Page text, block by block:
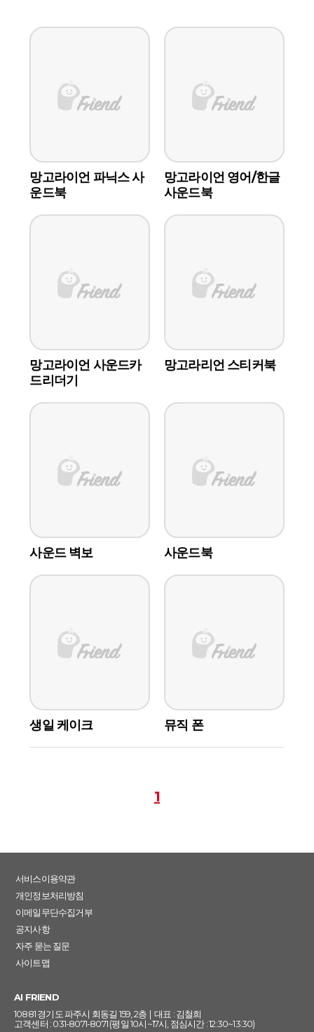
망고라이언 파닉스 사
운드북
망고라이언 영어/한글
사운드북
망고라이언 사운드카
드리더기
망고라리언 스티커북
사운드 벽보 사운드북
생일 케이크 뮤직 폰
1
서비스이용약관
개인정보처리방침
이메일무단수집거부
공지사항
자주 묻는 질문
사이트맵
AI FRIEND
10881 경기도 파주시 회동길 159, 2층 | 대표 : 김철희
고객센터 : 031-8071-8071 (평일 10시~17시, 점심시간 : 12:30~13:30)